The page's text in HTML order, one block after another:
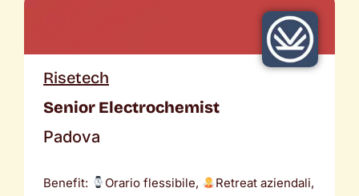
Risetech
Senior Electrochemist
Padova
Benefit: Orario flessibile,
Retreat aziendali,